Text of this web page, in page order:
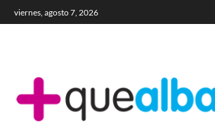
viernes, agosto 7, 2026